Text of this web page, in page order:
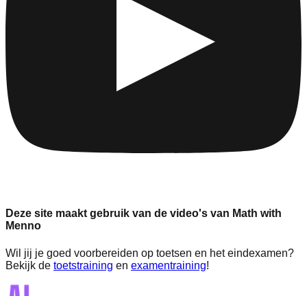
Deze site maakt gebruik van de video's van Math with
Menno
Wil jij je goed voorbereiden op toetsen en het eindexamen?
Bekijk de toetstraining en examentraining!